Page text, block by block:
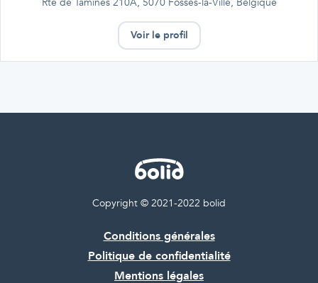
Rte de Tamines 210A, 5070 Fosses-la-Ville, Belgique
Voir le profil
Copyright © 2021-2022 bolid
Conditions générales
Politique de confidentialité
Mentions légales